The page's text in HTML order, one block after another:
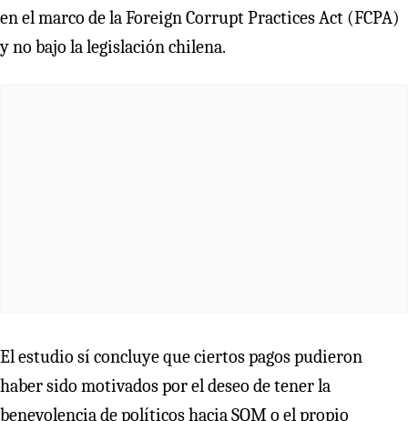
en el marco de la Foreign Corrupt Practices Act (FCPA)
y no bajo la legislación chilena.
El estudio sí concluye que ciertos pagos pudieron
haber sido motivados por el deseo de tener la
benevolencia de políticos hacia SQM o el propio